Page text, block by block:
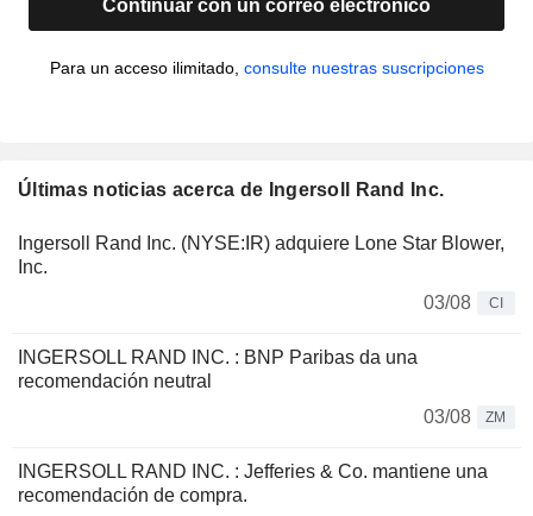
Continuar con un correo electrónico
Para un acceso ilimitado, consulte nuestras suscripciones
Últimas noticias acerca de Ingersoll Rand Inc.
Ingersoll Rand Inc. (NYSE:IR) adquiere Lone Star Blower,
Inc.
03/08
CI
INGERSOLL RAND INC. : BNP Paribas da una
recomendación neutral
03/08
ZM
INGERSOLL RAND INC. : Jefferies & Co. mantiene una
recomendación de compra.